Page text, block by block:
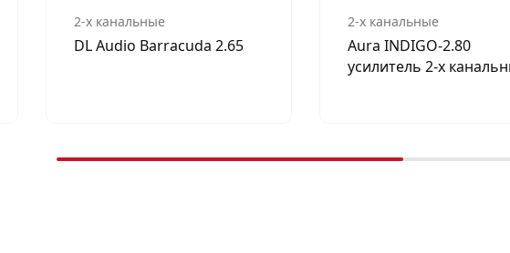
2-х канальные
DL Audio Barracuda 2.65
2-х канальные
Aura INDIGO-2.80
усилитель 2-х